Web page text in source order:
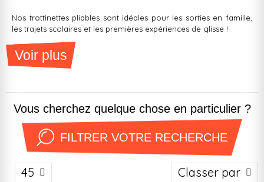
Nos trottinettes pliables sont idéales pour les sorties en famille,
les trajets scolaires et les premières expériences de glisse !
PLIABLE ?
Facile à transporter: Grâce à leur système de pliage rapide,
nos modèles se glissent facilement dans un coffre de voiture ou
sous une poussette.
Idéale pour les enfants
: Conçues pour offrir une glisse fluide
avec une stabilité optimale.
Voir plus
Vous cherchez quelque chose en particulier ?
FILTRER VOTRE RECHERCHE
45 Classer par